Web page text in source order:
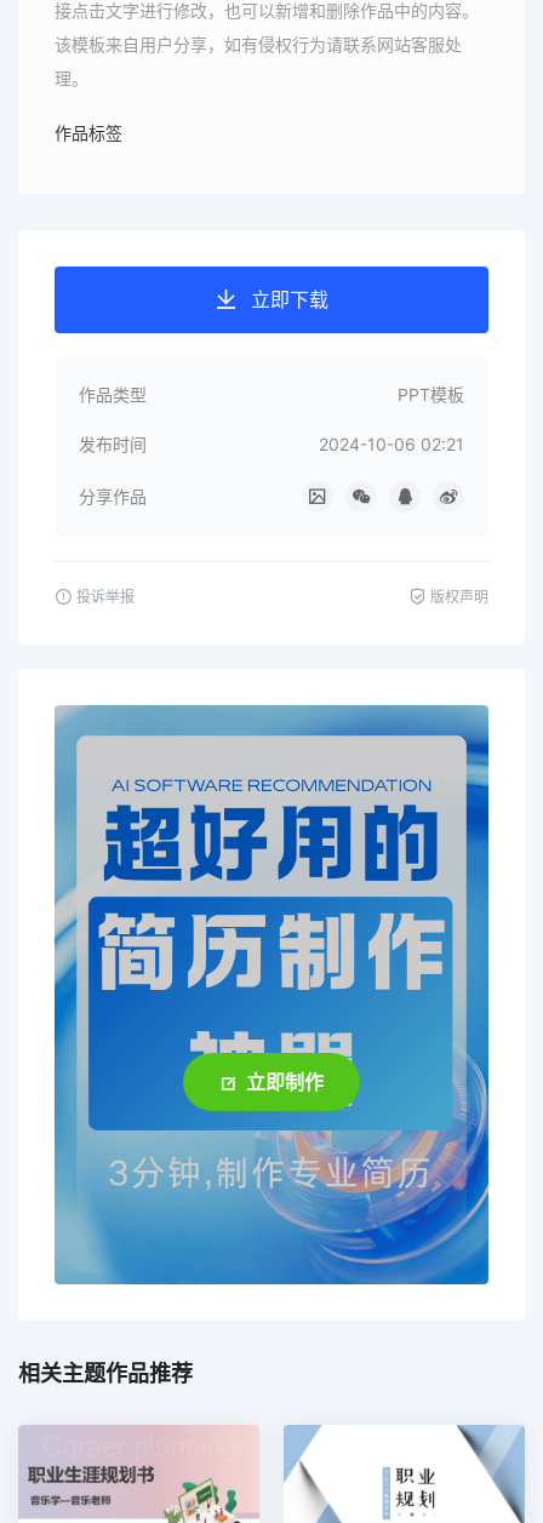
接点击文字进行修改，也可以新增和删除作品中的内容。
该模板来自用户分享，如有侵权行为请联系网站客服处
理。
作品标签
立即下载
作品类型 PPT模板
发布时间 2024-10-06 02:21
分享作品
投诉举报 版权声明
立即制作
相关主题作品推荐